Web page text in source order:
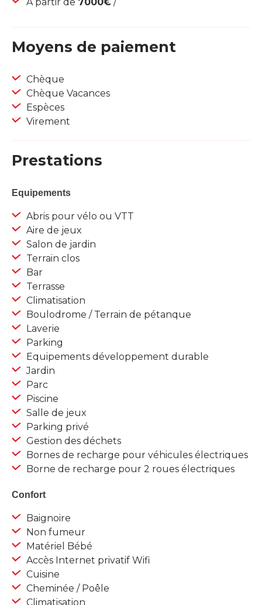
À partir de 7000€ /
Moyens de paiement
Chèque
Chèque Vacances
Espèces
Virement
Prestations
Equipements
Abris pour vélo ou VTT
Aire de jeux
Salon de jardin
Terrain clos
Bar
Terrasse
Climatisation
Boulodrome / Terrain de pétanque
Laverie
Parking
Equipements développement durable
Jardin
Parc
Piscine
Salle de jeux
Parking privé
Gestion des déchets
Bornes de recharge pour véhicules électriques
Borne de recharge pour 2 roues électriques
Confort
Baignoire
Non fumeur
Matériel Bébé
Accès Internet privatif Wifi
Cuisine
Cheminée / Poêle
Climatisation